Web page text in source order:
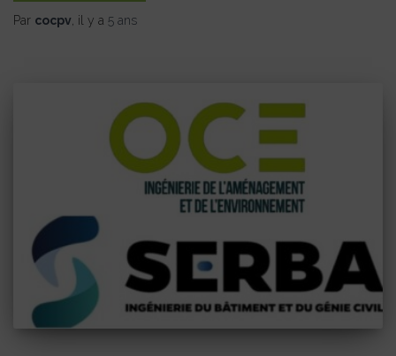
Par cocpv , il y a 5 ans